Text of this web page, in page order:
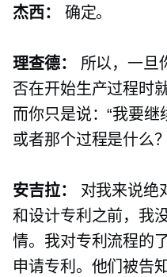
杰西： 确定。
理查德：
所以，一旦
否在开始生产过程时
而你只是说：“我要
或者那个过程是什么？
安吉拉：
对我来说绝
和设计专利之前，我
情。我对专利流程的
申请专利。他们被告